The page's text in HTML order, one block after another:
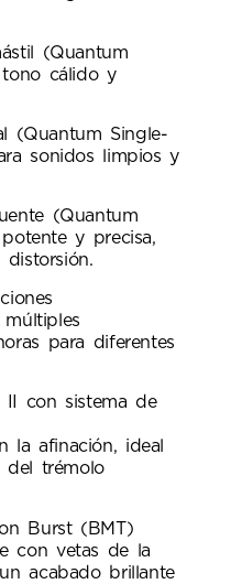
(Quantum
tono cálido y
(Quantum Single-
sonidos limpios y
(Quantum
y precisa,
distorsión.
para diferentes
II con sistema de
la afinación, ideal
del trémolo
Burst (BMT)
con vetas de la
acabado brillante